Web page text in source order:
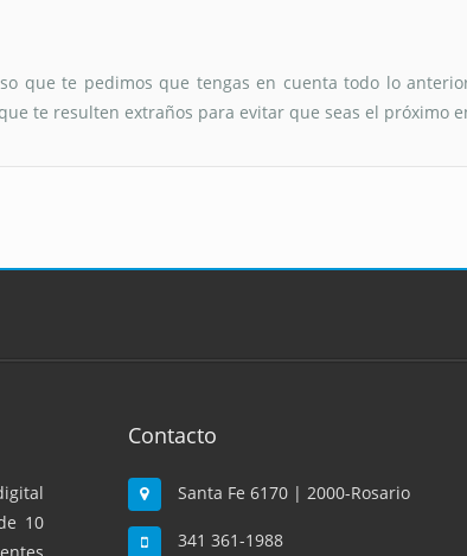
que te pedimos que tengas en cuenta todo lo
te resulten extraños para evitar que seas el próximo
10
Contacto
Santa Fe 6170 | 2000-Rosario
341 361-1988